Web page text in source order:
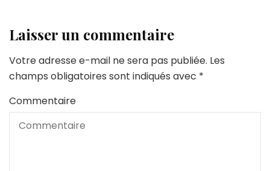
Laisser un commentaire
Votre adresse e-mail ne sera pas publiée. Les
champs obligatoires sont indiqués avec *
Commentaire